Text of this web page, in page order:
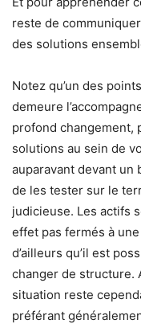
reste de
des solutions
Notez qu’un des
demeure
profond changement,
solutions au sein de
auparavant devant un
de les tester sur le
judicieuse. Les actifs
effet pas fermés à
d’ailleurs qu’il est
changer de structure.
situation reste
préférant